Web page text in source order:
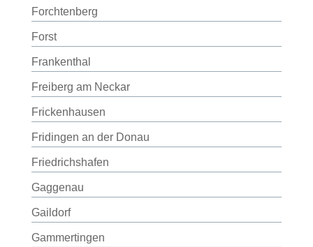
Forchtenberg
Forst
Frankenthal
Freiberg am Neckar
Frickenhausen
Fridingen an der Donau
Friedrichshafen
Gaggenau
Gaildorf
Gammertingen